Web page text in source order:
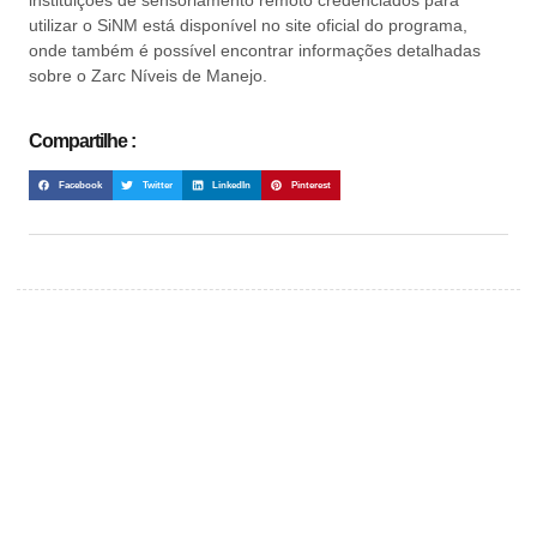
utilizar o SiNM está disponível no site oficial do programa,
onde também é possível encontrar informações detalhadas
sobre o Zarc Níveis de Manejo.
Compartilhe :
Facebook Twitter LinkedIn Pinterest